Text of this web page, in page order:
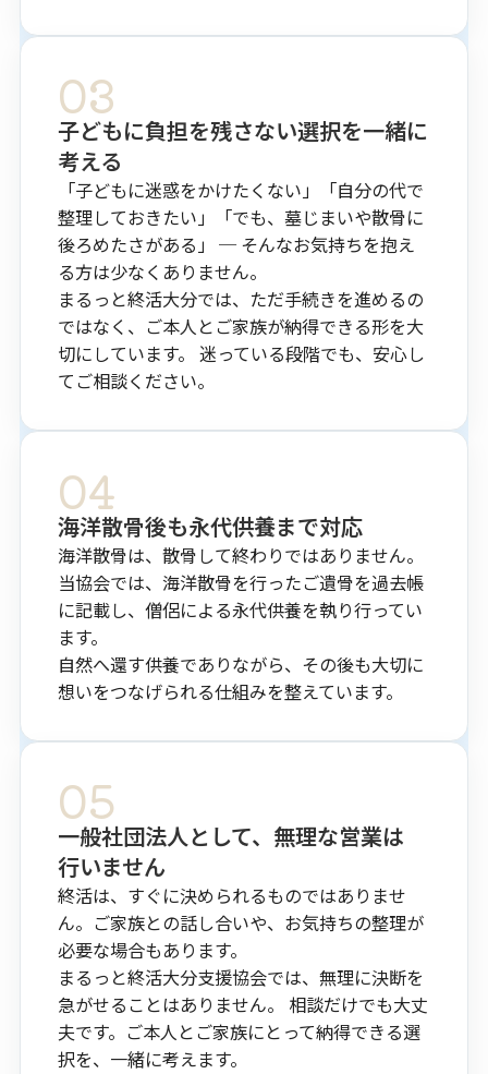
03
子どもに​負担を​残さない​選択を​一緒に​
考える
「子どもに迷惑をかけたくない」「自分の代で
整理しておきたい」「でも、墓じまいや散骨に
後ろめたさがある」 ─ そんなお気持ちを抱え
る方は少なくありません。
まるっと終活大分では、ただ手続きを進めるの
ではなく、ご本人とご家族が納得できる形を大
切にしています。 迷っている段階でも、安心し
てご相談ください。
04
海洋散骨後も​永代供養まで​対応
海洋散骨は、散骨して終わりではありません。
当協会では、海洋散骨を行ったご遺骨を過去帳
に記載し、僧侶による永代供養を執り行ってい
ます。
自然へ還す供養でありながら、その後も大切に
想いをつなげられる仕組みを整えています。
05
一般社団法人と​して、​無理な​営業は​
行いません
終活は、すぐに決められるものではありませ
ん。ご家族との話し合いや、お気持ちの整理が
必要な場合もあります。
まるっと終活大分支援協会では、無理に決断を
急がせることはありません。 相談だけでも大丈
夫です。ご本人とご家族にとって納得できる選
択を、一緒に考えます。